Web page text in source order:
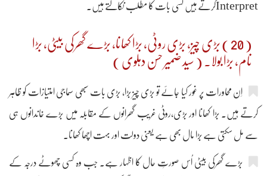
Interpretکرتے ہیں کسی بات کا مطلب نکالتے ہیں۔
( 20 ) بڑی چیز، بڑی روٹی، بڑا کھانا، بڑے گھرکی بیٹی، بڑا
نام، بڑا بولا۔ ( سید ضمیر حسن دہلوی )
اِن محاورات پر غور کیا جائے تو بڑی چیز بڑا، بڑی بات سبھی سماجی امتیازات کو ظاہر
کرتے ہیں۔ بڑا کھانا اور بڑی،روٹی غریب گھرانوں کے مقابلہ میں بڑے خاندانوں ہی
سے مل سکتی ہے بڑا مال بھی ہے یعنی دولت اور بہت اچھا کھانا۔
بڑے گھرکی بیٹی اُس صورتِ حال کا اظہار ہے۔ جب وہ کسی چھوٹے درجہ کے